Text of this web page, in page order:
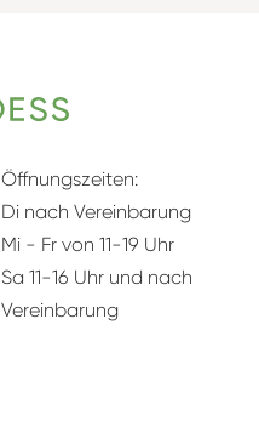
Öffnungszeiten:
Di nach Vereinbarung
Mi - Fr von 11-19 Uhr
Sa 11-16 Uhr und nach
Vereinbarung